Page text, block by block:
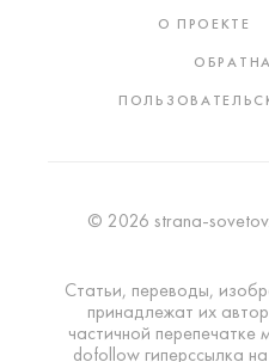
О ПРОЕКТЕ
© 2026 strana-
Статьи, переводы,
принадлежат их
частичной
dofollow гиперссылка